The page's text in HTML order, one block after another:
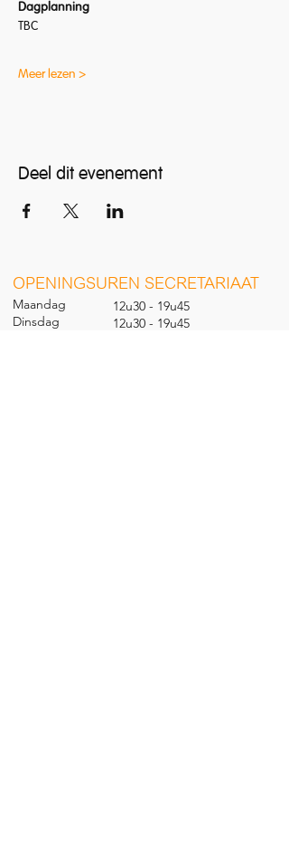
Dagplanning
TBC
Meer lezen >
Deel dit evenement
OPENINGSUREN SECRETARIAAT
Maandag
Dinsdag
12u30 - 19u45
12u30 - 19u45